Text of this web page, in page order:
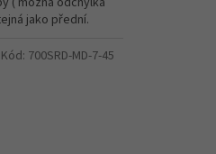
jako přední.
Kód: 700SRD-MD-7-45